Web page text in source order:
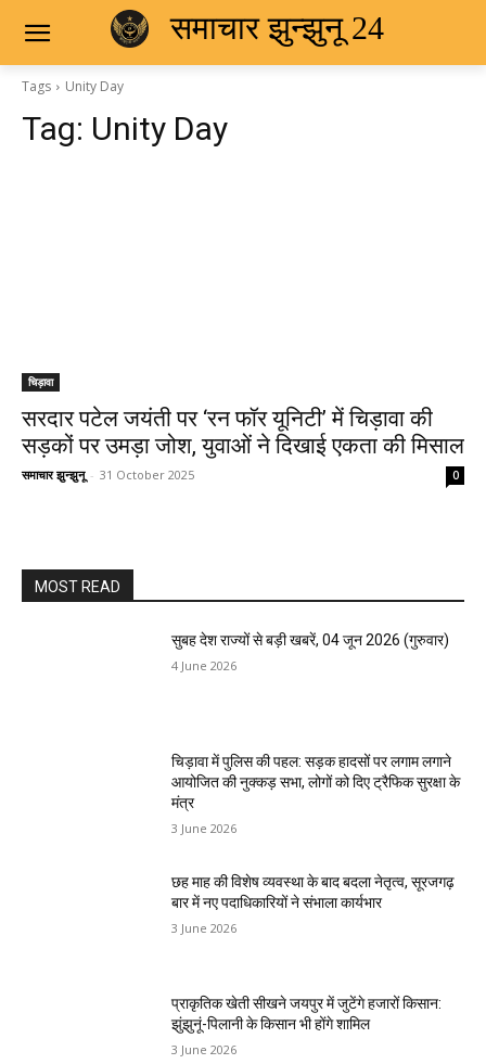
समाचार झुन्झुनू 24
Tags Unity Day
Tag: Unity Day
चिड़ावा
सरदार पटेल जयंती पर ‘रन फॉर यूनिटी’ में चिड़ावा की
सड़कों पर उमड़ा जोश, युवाओं ने दिखाई एकता की मिसाल
समाचार झुन्झुनू - 31 October 2025 0
MOST READ
सुबह देश राज्यों से बड़ी खबरें, 04 जून 2026 (गुरुवार)
4 June 2026
चिड़ावा में पुलिस की पहल: सड़क हादसों पर लगाम लगाने
आयोजित की नुक्कड़ सभा, लोगों को दिए ट्रैफिक सुरक्षा के
मंत्र
3 June 2026
छह माह की विशेष व्यवस्था के बाद बदला नेतृत्व, सूरजगढ़
बार में नए पदाधिकारियों ने संभाला कार्यभार
3 June 2026
प्राकृतिक खेती सीखने जयपुर में जुटेंगे हजारों किसान:
झुंझुनूं-पिलानी के किसान भी होंगे शामिल
3 June 2026